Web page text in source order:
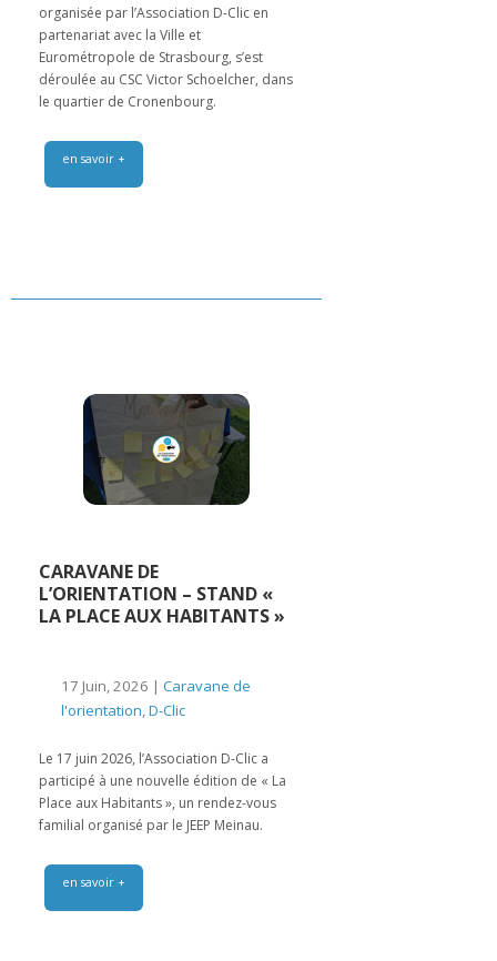
organisée par l’Association D-Clic en
partenariat avec la Ville et
Eurométropole de Strasbourg, s’est
déroulée au CSC Victor Schoelcher, dans
le quartier de Cronenbourg.
en savoir +
CARAVANE DE
L’ORIENTATION – STAND «
LA PLACE AUX HABITANTS »
17 Juin, 2026 | Caravane de
l'orientation D-Clic
Le 17 juin 2026, l’Association D-Clic a
participé à une nouvelle édition de « La
Place aux Habitants », un rendez-vous
familial organisé par le JEEP Meinau.
en savoir +